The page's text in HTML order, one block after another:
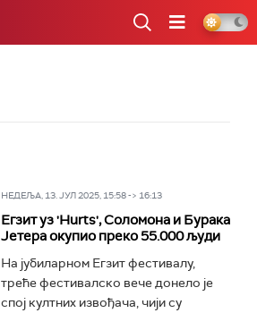
НЕДЕЉА, 13. ЈУЛ 2025, 15:58 -> 16:13
Егзит уз 'Hurts', Соломона и Бурака
Јетера окупио преко 55.000 људи
На јубиларном Егзит фестивалу,
треће фестивалско вече донело је
спој култних извођача, чији су